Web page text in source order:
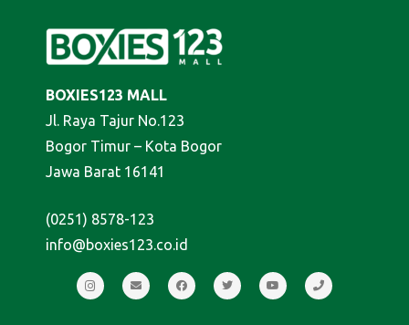
BOXIES123 MALL
Jl. Raya Tajur No.123
Bogor Timur – Kota Bogor
Jawa Barat 16141
(0251) 8578-123
info@boxies123.co.id